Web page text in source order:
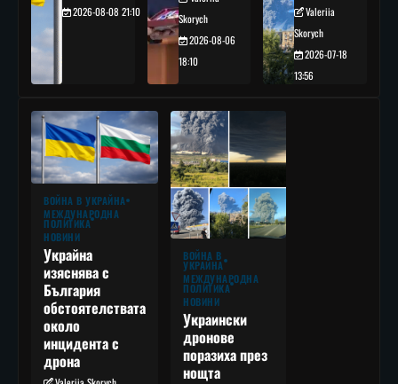
2026-08-08 21:10
Skorych
2026-08-06
18:10
Valeriia
Skorych
2026-07-18
13:56
ВОЙНА В УКРАЙНА
МЕЖДУНАРОДНА
ПОЛИТИКА
НОВИНИ
Украйна
изяснява с
България
обстоятелствата
около
инцидента с
дрона
ВОЙНА В
УКРАЙНА
МЕЖДУНАРОДНА
ПОЛИТИКА
НОВИНИ
Украински
дронове
поразиха през
нощта